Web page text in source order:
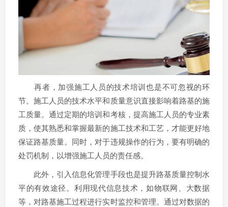
再者，加强施工人员的技术培训也是不可忽视的环
节。施工人员的技术水平和质量意识直接影响着路基的施
工质量。通过定期的培训和考核，提高施工人员的专业素
质，使其熟悉和掌握最新的施工技术和工艺，才能更好地
保证路基质量。同时，对于违规操作的行为，要有明确的
处罚机制，以增强施工人员的责任感。
此外，引入信息化管理手段也是提升路基质量控制水
平的有效途径。利用现代信息技术，如物联网、大数据
等，对路基施工过程进行实时监控和管理。通过对数据的